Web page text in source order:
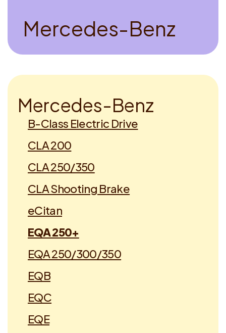
Dutch
Mercedes-Benz
Mercedes-Benz
B-Class Electric Drive
CLA 200
CLA 250/350
CLA Shooting Brake
eCitan
EQA 250+
EQA 250/300/350
EQB
EQC
EQE